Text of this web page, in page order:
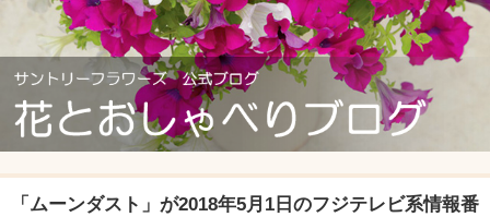
「ムーンダスト」が2018年5月1日のフジテレビ系情報番